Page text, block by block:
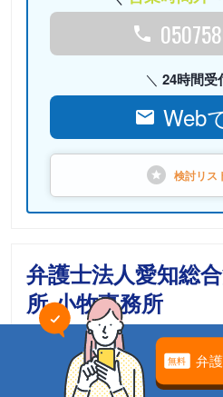
24時間受
Web
検討リス
弁護士法人愛知総
所 小牧事務所
相続問題における「精神的なケ